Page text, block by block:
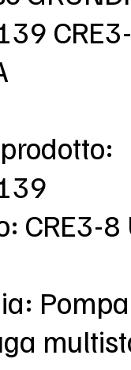
CRE3-8
Pompa